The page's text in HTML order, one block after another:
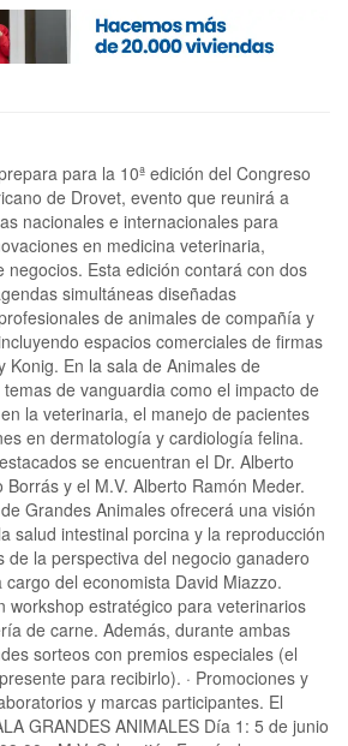
para la 10ª edición del Congreso
de Drovet, evento que reunirá a
nacionales e internacionales para
en medicina veterinaria,
negocios. Esta edición contará con dos
simultáneas diseñadas
de animales de compañía y
espacios comerciales de firmas
Konig. En la sala de Animales de
de vanguardia como el impacto de
la veterinaria, el manejo de pacientes
en dermatología y cardiología felina.
se encuentran el Dr. Alberto
Borrás y el M.V. Alberto Ramón Meder.
Grandes Animales ofrecerá una visión
salud intestinal porcina y la reproducción
de la perspectiva del negocio ganadero
del economista David Miazzo.
workshop estratégico para veterinarios
de carne. Además, durante ambas
sorteos con premios especiales (el
para recibirlo). · Promociones y
y marcas participantes. El
GRANDES ANIMALES Día 1: 5 de junio